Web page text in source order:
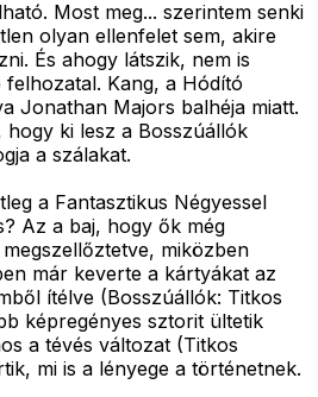
Most meg... szerintem senki
olyan ellenfelet sem, akire
És ahogy látszik, nem is
Kang, a Hódító
Jonathan Majors balhéja miatt.
hogy ki lesz a Bosszúállók
a szálakat.
a Fantasztikus Négyessel
Az a baj, hogy ők még
miközben
már keverte a kártyákat az
ítélve (Bosszúállók: Titkos
képregényes sztorit ültetik
a tévés változat (Titkos
mi is a lényege a történetnek.